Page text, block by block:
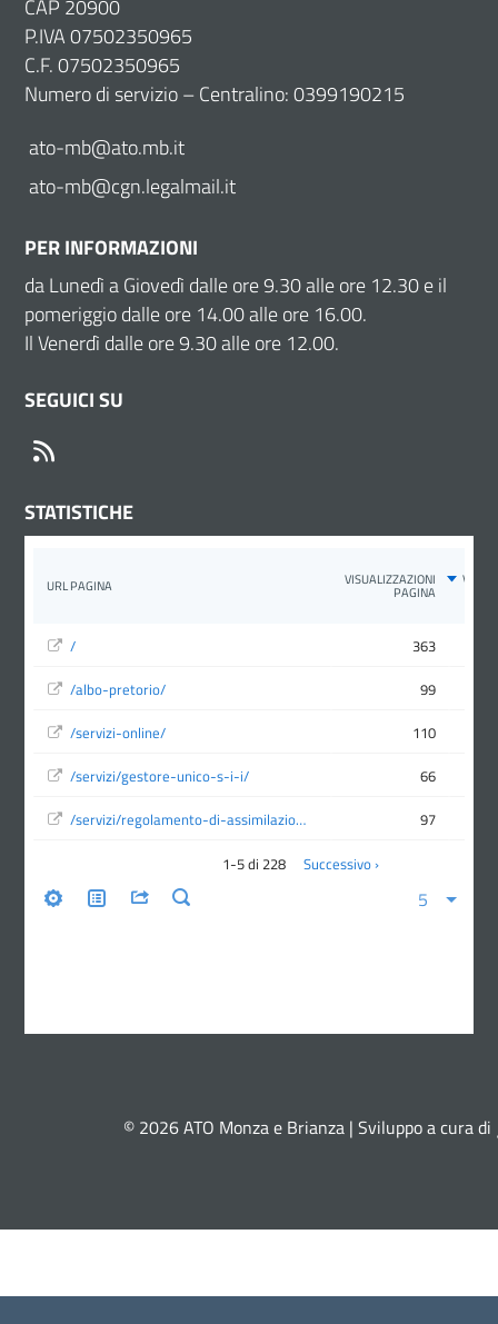
CAP 20900
P.IVA 07502350965
C.F. 07502350965
Numero di servizio – Centralino: 0399190215
ato-mb@ato.mb.it
ato-mb@cgn.legalmail.it
PER INFORMAZIONI
da Lunedì a Giovedì dalle ore 9.30 alle ore 12.30 e il
pomeriggio dalle ore 14.00 alle ore 16.00.
Il Venerdì dalle ore 9.30 alle ore 12.00.
SEGUICI SU
STATISTICHE
© 2026 ATO Monza e Brianza | Sviluppo a cura di